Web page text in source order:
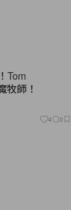
Tom
牧師！
4 0